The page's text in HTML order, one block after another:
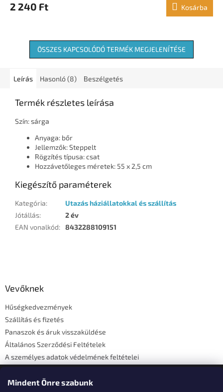
Mindent Önre szabunk
2 240 Ft Kosárba
ÖSSZES KAPCSOLÓDÓ TERMÉK MEGJELENÍTÉSE
Leírás Hasonló (8) Beszélgetés
Termék részletes leírása
Szín: sárga
Anyaga: bőr
Jellemzők: Steppelt
Rögzítés típusa: csat
Hozzávetőleges méretek: 55 x 2,5 cm
Kiegészítő paraméterek
Kategória:
Utazás háziállatokkal és szállítás
Jótállás:
2 év
EAN vonalkód: 8432288109151
Vevőknek
Hűségkedvezmények
Szállítás és fizetés
Panaszok és áruk visszaküldése
Általános Szerződési Feltételek
A személyes adatok védelmének feltételei
Elérhetőségi adatok